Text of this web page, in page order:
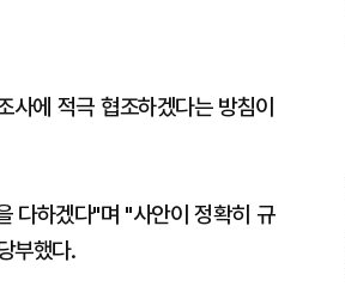
에 적극 협조하겠다는 방침이
다하겠다"며 "사안이 정확히 규
부했다.